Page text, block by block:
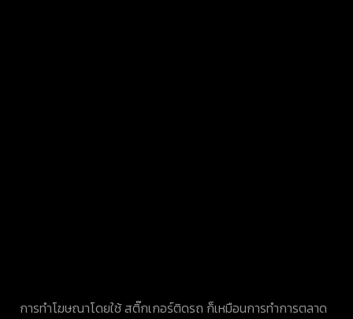
การทำโฆษณาโดยใช้ สติ๊กเกอร์ติดรถ ก็เหมือนการทำการตลาด